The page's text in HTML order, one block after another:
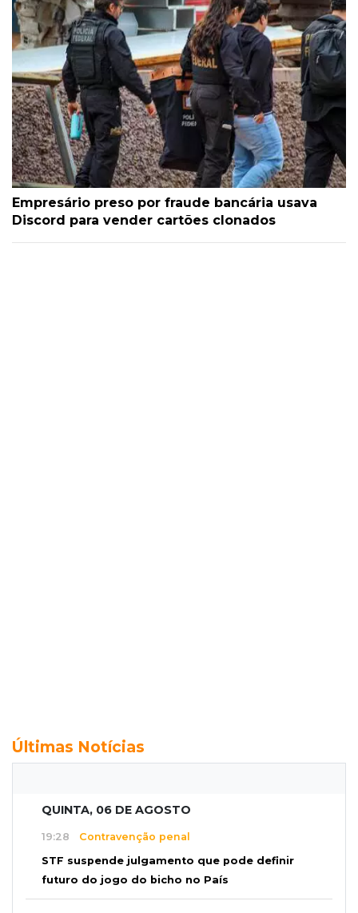
Empresário preso por fraude bancária usava
Discord para vender cartões clonados
Últimas Notícias
QUINTA, 06 DE AGOSTO
19:28 Contravenção penal
STF suspende julgamento que pode definir
futuro do jogo do bicho no País